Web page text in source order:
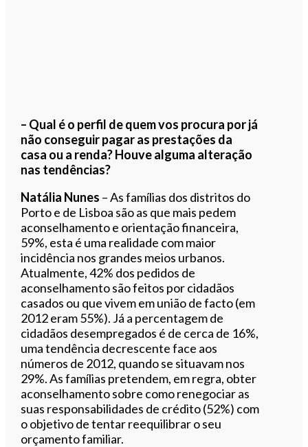
– Qual é o perfil de quem vos procura por já
não conseguir pagar as prestações da
casa ou a renda? Houve alguma alteração
nas tendências?
Natália Nunes – As famílias dos distritos do
Porto e de Lisboa são as que mais pedem
aconselhamento e orientação financeira,
59%, esta é uma realidade com maior
incidência nos grandes meios urbanos.
Atualmente, 42% dos pedidos de
aconselhamento são feitos por cidadãos
casados ou que vivem em união de facto (em
2012 eram 55%). Já a percentagem de
cidadãos desempregados é de cerca de 16%,
uma tendência decrescente face aos
números de 2012, quando se situavam nos
29%. As famílias pretendem, em regra, obter
aconselhamento sobre como renegociar as
suas responsabilidades de crédito (52%) com
o objetivo de tentar reequilibrar o seu
orçamento familiar.